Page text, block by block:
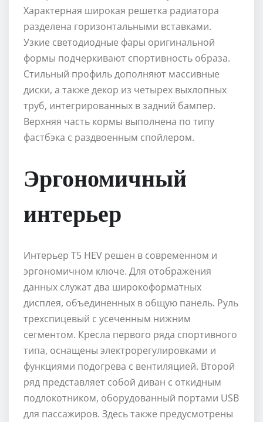
Характерная широкая решетка радиатора
разделена горизонтальными вставками.
Узкие светодиодные фары оригинальной
формы подчеркивают спортивность образа.
Стильный профиль дополняют массивные
диски, а также декор из четырех выхлопных
труб, интегрированных в задний бампер.
Верхняя часть кормы выполнена по типу
фастбэка с раздвоенным спойлером.
Эргономичный
интерьер
Интерьер T5 HEV решен в современном и
эргономичном ключе. Для отображения
данных служат два широкоформатных
дисплея, объединенных в общую панель. Руль
трехспицевый с усеченным нижним
сегментом. Кресла первого ряда спортивного
типа, оснащены электрорегулировками и
функциями подогрева с вентиляцией. Второй
ряд представляет собой диван с откидным
подлокотником, оборудованный портами USB
для пассажиров. Здесь также предусмотрены